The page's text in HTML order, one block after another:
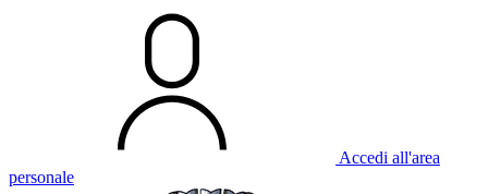
Accedi all'area
personale